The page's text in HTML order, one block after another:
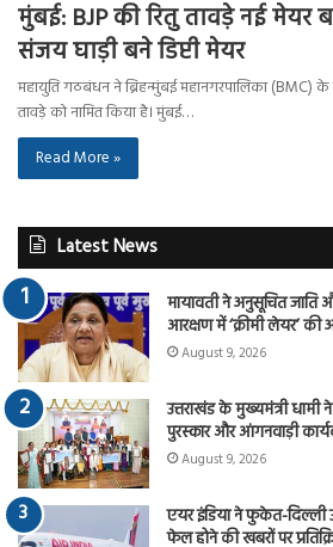
मुंबई: BJP की रितु तावड़े नई मेयर
संजय घाड़ी बने डिप्टी मेयर
महायुति गठबंधन ने ब्रिहन्मुंबई महानगरपालिका (BMC)
तावड़े को नामित किया है। मुंबई…
Read More »
Latest News
मायावती ने अनुसूचित
आरक्षण में ‘क्रीमी लेयर’ की
August 9, 2026
उत्तराखंड के मुख्यमंत्री
पुरस्कार और आंगनवाड़ी
August 9, 2026
एयर इंडिया ने फुकेत-दिल्ली
फेल होने की खबरों पर